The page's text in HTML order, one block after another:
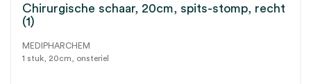
Chirurgische schaar, 20cm, spits-stomp, recht
(1)
MEDIPHARCHEM
1 stuk, 20cm, onsteriel